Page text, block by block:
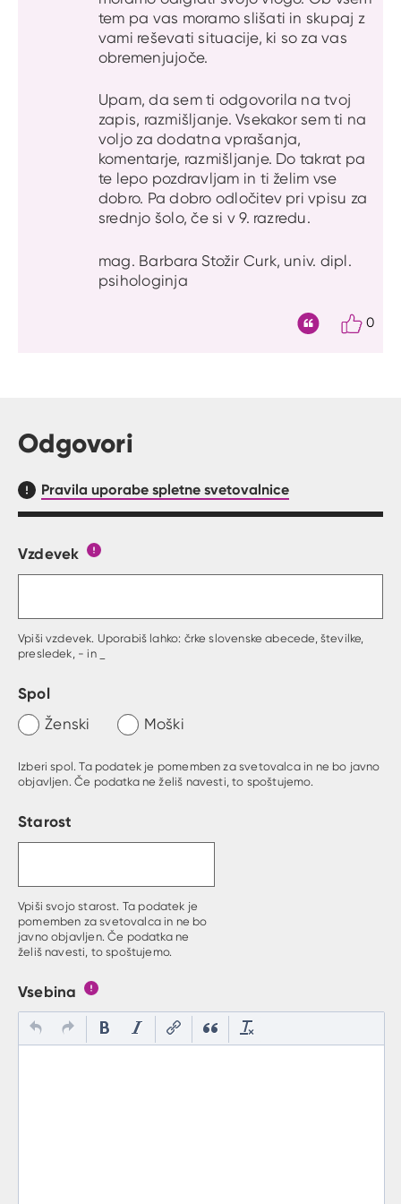
tem pa vas moramo slišati in skupaj z
vami reševati situacije, ki so za vas
obremenjujoče.
Upam, da sem ti odgovorila na tvoj
zapis, razmišljanje. Vsekakor sem ti na
voljo za dodatna vprašanja,
komentarje, razmišljanje. Do takrat pa
te lepo pozdravljam in ti želim vse
dobro. Pa dobro odločitev pri vpisu za
srednjo šolo, če si v 9. razredu.
mag. Barbara Stožir Curk, univ. dipl.
psihologinja
0
Odgovori
Pravila uporabe spletne svetovalnice
Obrazec, kjer lahko zastaviš vprašanje
Vzdevek
Vpiši vzdevek. Uporabiš lahko: črke slovenske abecede, številke,
presledek, - in _
Spol
Ženski Moški
Izberi spol. Ta podatek je pomemben za svetovalca in ne bo javno
objavljen. Če podatka ne želiš navesti, to spoštujemo.
Starost
Vpiši svojo starost. Ta podatek je
pomemben za svetovalca in ne bo
javno objavljen. Če podatka ne
želiš navesti, to spoštujemo.
Vsebina